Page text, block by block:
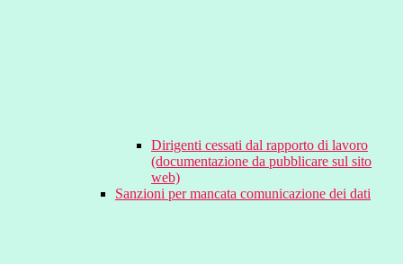
Dirigenti cessati dal rapporto di lavoro
(documentazione da pubblicare sul sito
web)
Sanzioni per mancata comunicazione dei dati